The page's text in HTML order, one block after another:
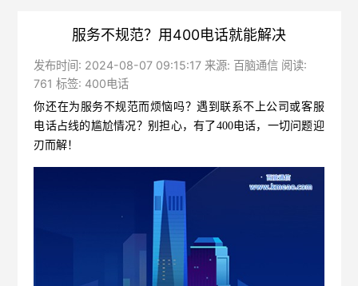
服务不规范？用400电话就能解决
发布时间: 2024-08-07 09:15:17 来源: 百脑通信 阅读:
761 标签: 400电话
你还在为服务不规范而烦恼吗？遇到联系不上公司或客服
电话占线的尴尬情况？别担心，有了400电话，一切问题迎
刃而解！